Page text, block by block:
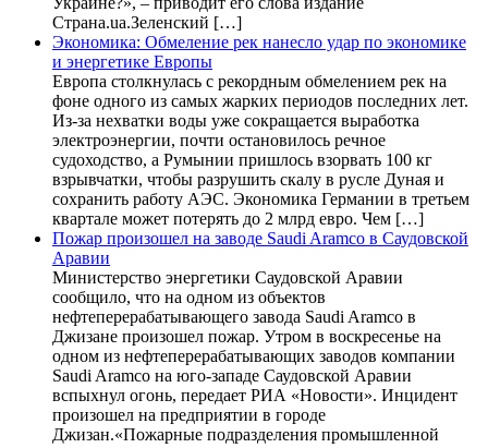
Страна.ua.Зеленский […]
Экономика: Обмеление рек нанесло удар по экономике
и энергетике Европы
Европа столкнулась с рекордным обмелением рек на
фоне одного из самых жарких периодов последних лет.
Из-за нехватки воды уже сокращается выработка
электроэнергии, почти остановилось речное
судоходство, а Румынии пришлось взорвать 100 кг
взрывчатки, чтобы разрушить скалу в русле Дуная и
сохранить работу АЭС. Экономика Германии в третьем
квартале может потерять до 2 млрд евро. Чем […]
Пожар произошел на заводе Saudi Aramco в Саудовской
Аравии
Министерство энергетики Саудовской Аравии
сообщило, что на одном из объектов
нефтеперерабатывающего завода Saudi Aramco в
Джизане произошел пожар. Утром в воскресенье на
одном из нефтеперерабатывающих заводов компании
Saudi Aramco на юго-западе Саудовской Аравии
вспыхнул огонь, передает РИА «Новости». Инцидент
произошел на предприятии в городе
Джизан.«Пожарные подразделения промышленной